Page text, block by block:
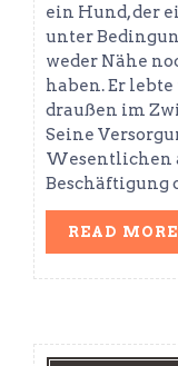
ein Hund, der
unter
weder Nähe
haben. Er
draußen im
Seine
Wesentlichen
Beschäftigung
READ MORE